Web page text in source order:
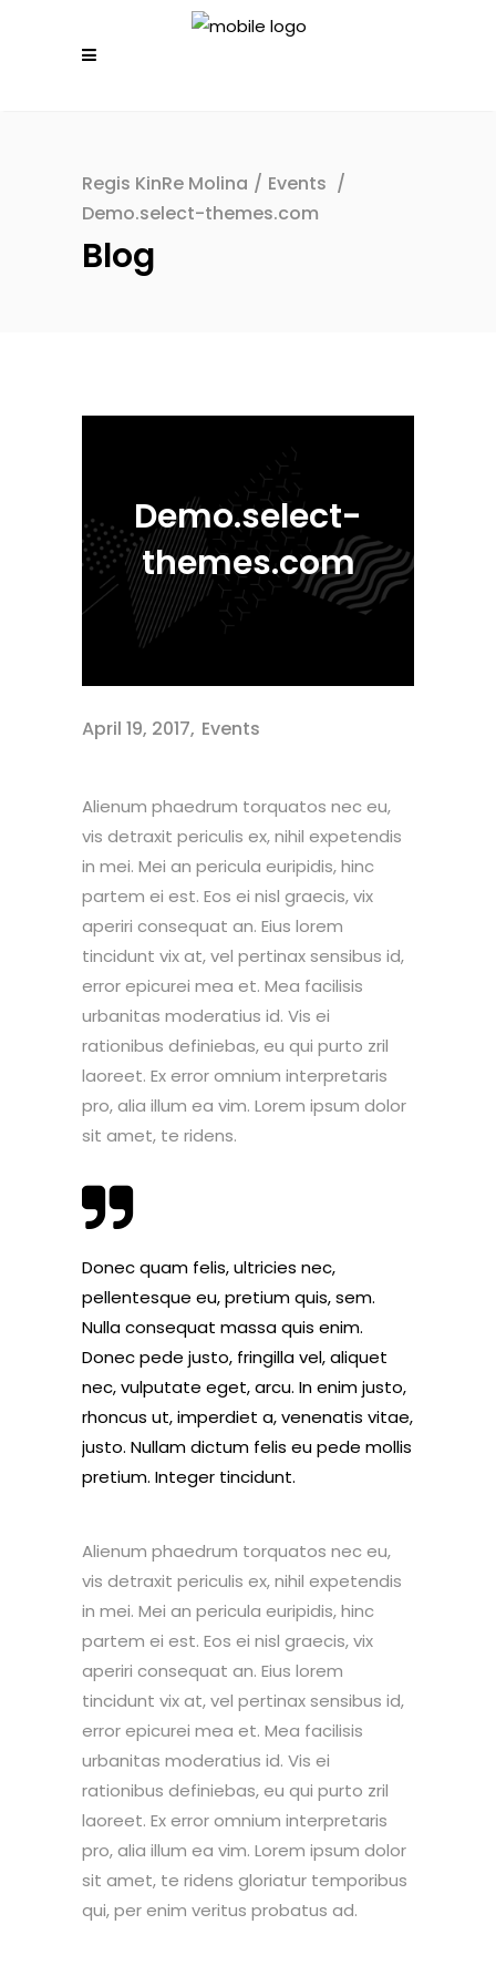
Regis KinRe Molina / Events /
Demo.select-themes.com
Blog
Demo.select-
themes.com
April 19, 2017 Events
Alienum phaedrum torquatos nec eu,
vis detraxit periculis ex, nihil expetendis
in mei. Mei an pericula euripidis, hinc
partem ei est. Eos ei nisl graecis, vix
aperiri consequat an. Eius lorem
tincidunt vix at, vel pertinax sensibus id,
error epicurei mea et. Mea facilisis
urbanitas moderatius id. Vis ei
rationibus definiebas, eu qui purto zril
laoreet. Ex error omnium interpretaris
pro, alia illum ea vim. Lorem ipsum dolor
sit amet, te ridens.
Donec quam felis, ultricies nec,
pellentesque eu, pretium quis, sem.
Nulla consequat massa quis enim.
Donec pede justo, fringilla vel, aliquet
nec, vulputate eget, arcu. In enim justo,
rhoncus ut, imperdiet a, venenatis vitae,
justo. Nullam dictum felis eu pede mollis
pretium. Integer tincidunt.
Alienum phaedrum torquatos nec eu,
vis detraxit periculis ex, nihil expetendis
in mei. Mei an pericula euripidis, hinc
partem ei est. Eos ei nisl graecis, vix
aperiri consequat an. Eius lorem
tincidunt vix at, vel pertinax sensibus id,
error epicurei mea et. Mea facilisis
urbanitas moderatius id. Vis ei
rationibus definiebas, eu qui purto zril
laoreet. Ex error omnium interpretaris
pro, alia illum ea vim. Lorem ipsum dolor
sit amet, te ridens gloriatur temporibus
qui, per enim veritus probatus ad.